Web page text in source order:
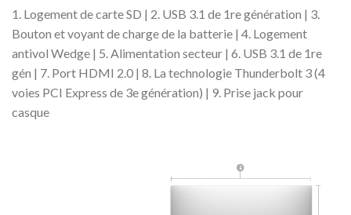
1. Logement de carte SD | 2. USB 3.1 de 1re génération | 3.
Bouton et voyant de charge de la batterie | 4. Logement
antivol Wedge | 5. Alimentation secteur | 6. USB 3.1 de 1re
gén | 7. Port HDMI 2.0 | 8. La technologie Thunderbolt 3 (4
voies PCI Express de 3e génération) | 9. Prise jack pour
casque